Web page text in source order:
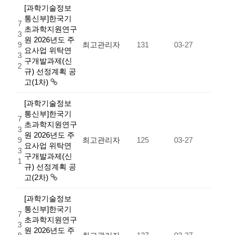
7
3
9
3
2
[과학기술정보
통신부]한국기
초과학지원연구
원 2026년도 주
요사업 위탁연
구개발과제(신
규) 선정계획 공
고(1차)
최고관리자 131 03-27
7
3
9
3
1
[과학기술정보
통신부]한국기
초과학지원연구
원 2026년도 주
요사업 위탁연
구개발과제(신
규) 선정계획 공
고(2차)
최고관리자 125 03-27
7
3
[과학기술정보
통신부]한국기
초과학지원연구
원 2026년도 주